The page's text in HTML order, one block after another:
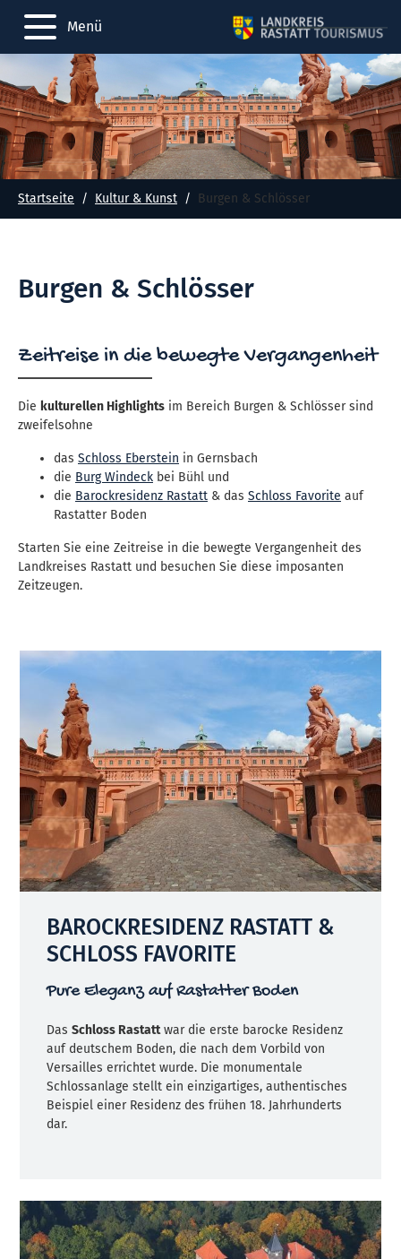
Menü
Startseite Kultur & Kunst Burgen & Schlösser
Burgen & Schlösser
Zeitreise in die bewegte Vergangenheit
Die kulturellen Highlights im Bereich Burgen & Schlösser sind
zweifelsohne
das Schloss Eberstein in Gernsbach
die Burg Windeck bei Bühl und
die Barockresidenz Rastatt & das Schloss Favorite auf
Rastatter Boden
Starten Sie eine Zeitreise in die bewegte Vergangenheit des
Landkreises Rastatt und besuchen Sie diese imposanten
Zeitzeugen.
BAROCKRESIDENZ RASTATT &
SCHLOSS FAVORITE
Pure Eleganz auf Rastatter Boden
Das Schloss Rastattwar die erste barocke Residenz
auf deutschem Boden, die nach dem Vorbild von
Versailles errichtet wurde. Die monumentale
Schlossanlage stellt ein einzigartiges, authentisches
Beispiel einer Residenz des frühen 18. Jahrhunderts
dar.